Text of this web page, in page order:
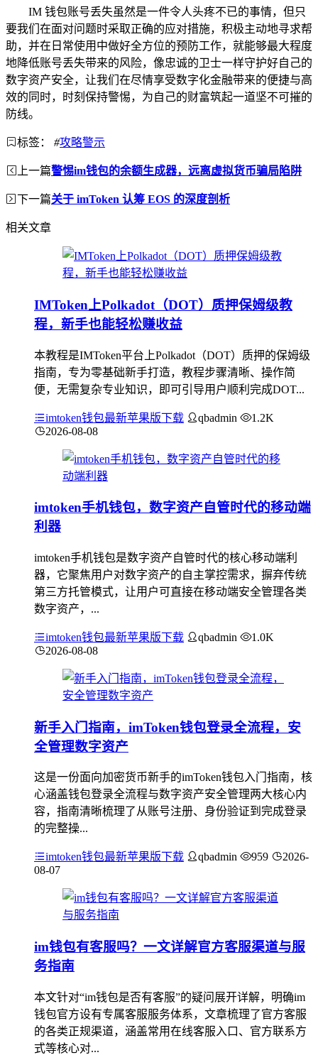
IM 钱包账号丢失虽然是一件令人头疼不已的事情，但只
要我们在面对问题时采取正确的应对措施，积极主动地寻求帮
助，并在日常使用中做好全方位的预防工作，就能够最大程度
地降低账号丢失带来的风险，像忠诚的卫士一样守护好自己的
数字资产安全，让我们在尽情享受数字化金融带来的便捷与高
效的同时，时刻保持警惕，为自己的财富筑起一道坚不可摧的
防线。
标签： #攻略警示
上一篇警惕im钱包的余额生成器，远离虚拟货币骗局陷阱
下一篇关于 imToken 认筹 EOS 的深度剖析
相关文章
IMToken上Polkadot（DOT）质押保姆级教
程，新手也能轻松赚收益
本教程是IMToken平台上Polkadot（DOT）质押的保姆级
指南，专为零基础新手打造，教程步骤清晰、操作简
便，无需复杂专业知识，即可引导用户顺利完成DOT...
imtoken钱包最新苹果版下载 qbadmin
1.2K
2026-08-08
imtoken手机钱包，数字资产自管时代的移动端
利器
imtoken手机钱包是数字资产自管时代的核心移动端利
器，它聚焦用户对数字资产的自主掌控需求，摒弃传统
第三方托管模式，让用户可直接在移动端安全管理各类
数字资产，...
imtoken钱包最新苹果版下载 qbadmin
1.0K
2026-08-08
新手入门指南，imToken钱包登录全流程，安
全管理数字资产
这是一份面向加密货币新手的imToken钱包入门指南，核
心涵盖钱包登录全流程与数字资产安全管理两大核心内
容，指南清晰梳理了从账号注册、身份验证到完成登录
的完整操...
imtoken钱包最新苹果版下载 qbadmin 959
2026-
08-07
im钱包有客服吗？一文详解官方客服渠道与服
务指南
本文针对“im钱包是否有客服”的疑问展开详解，明确im
钱包官方设有专属客服服务体系，文章梳理了官方客服
的各类正规渠道，涵盖常用在线客服入口、官方联系方
式等核心对...